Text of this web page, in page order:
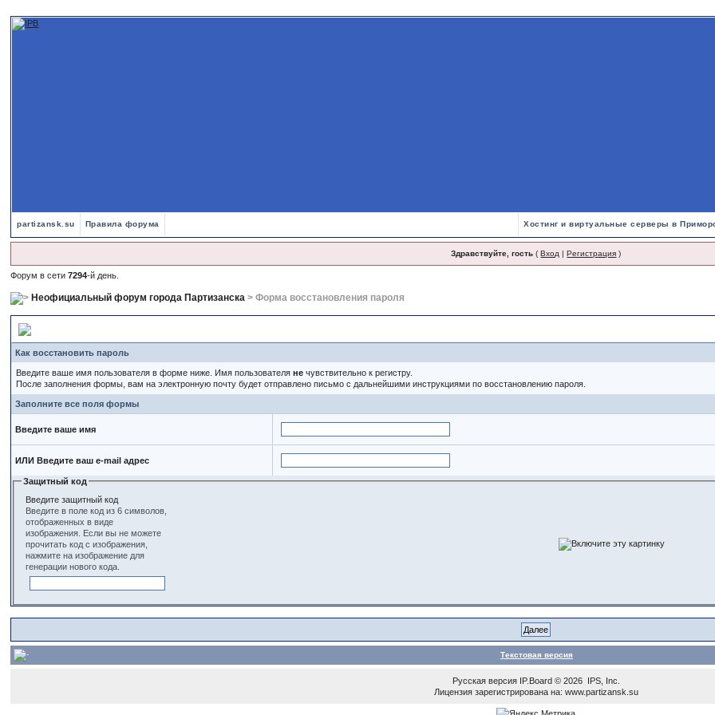
partizansk.su Правила форума Хостинг и виртуальные серверы в
Здравствуйте, гость (Вход |Регистрация )
Форум в сети7294-й день.
Неофициальный форум города Партизанска > Форма восстановления пароля
Как восстановить пароль
Введите ваше имя пользователя в форме ниже. Имя пользователяне чувствительно к регистру.
После заполнения формы, вам на электронную почту будет отправлено письмо с дальнейшими инструкциями по восстановлению пароля.
Заполните все поля формы
Введите ваше имя
ИЛИ Введите ваш e-mail адрес
Защитный код
Введите защитный код
Введите в поле код из 6 символов,
отображенных в виде
изображения. Если вы не можете
прочитать код с изображения,
нажмите на изображение для
генерации нового кода.
Текстовая версия
Русская версия IP.Board© 2026 IPS, Inc
Лицензия зарегистрирована на: www.partizansk.su